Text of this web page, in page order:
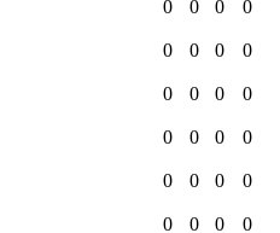
0 0 0 0
0 0 0 0
0 0 0 0
0 0 0 0
0 0 0 0
0 0 0 0